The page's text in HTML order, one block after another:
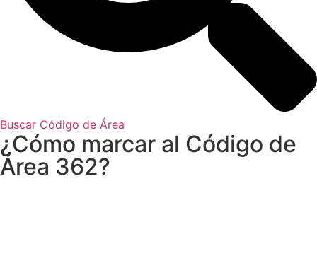
Buscar Código de Área
¿Cómo marcar al Código de
Área 362?